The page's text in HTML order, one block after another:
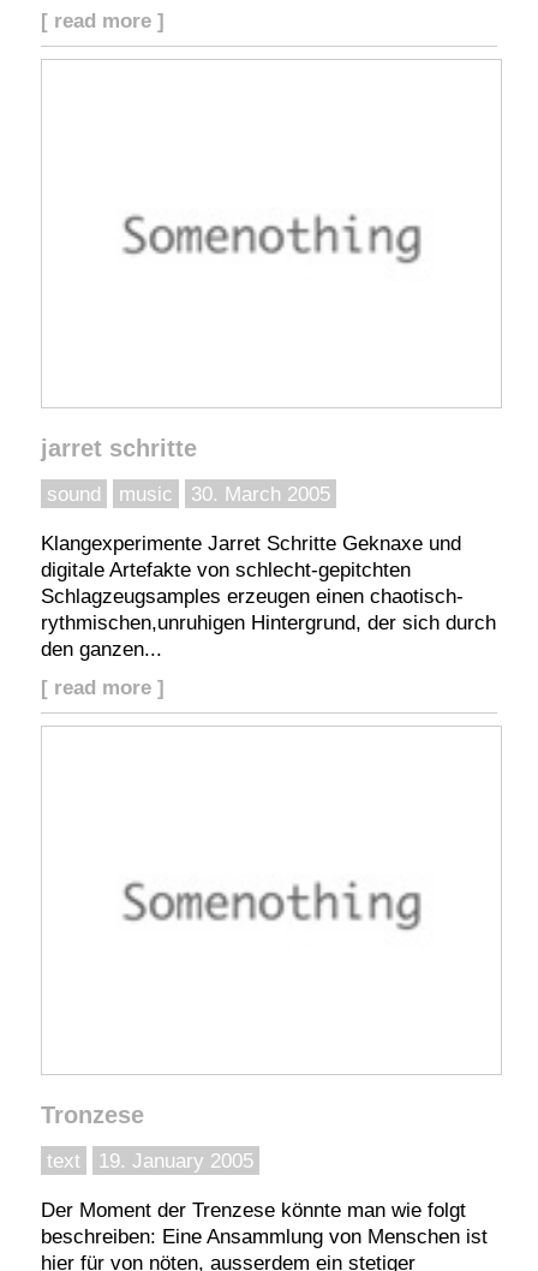
[ read more ]
jarret schritte
sound music 30. March 2005
Klangexperimente Jarret Schritte Geknaxe und
digitale Artefakte von schlecht-gepitchten
Schlagzeugsamples erzeugen einen chaotisch-
rythmischen,unruhigen Hintergrund, der sich durch
den ganzen...
[ read more ]
Tronzese
text 19. January 2005
Der Moment der Trenzese könnte man wie folgt
beschreiben: Eine Ansammlung von Menschen ist
hier für von nöten, ausserdem ein stetiger